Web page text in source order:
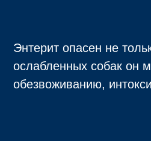
Энтерит опасен не
ослабленных собак он
обезвоживанию,